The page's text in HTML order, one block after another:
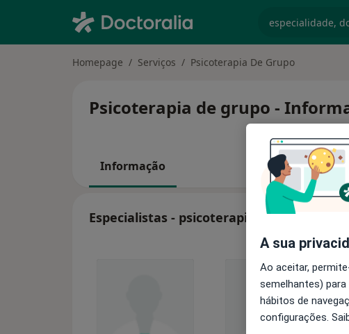
Homepage Serviços Psicoterapia De Grupo
Psicoterapia de grupo -
Informação
Especialistas - psicoterapia de grupo
A sua
Ao aceitar,
semelhantes)
hábitos de
configurações.